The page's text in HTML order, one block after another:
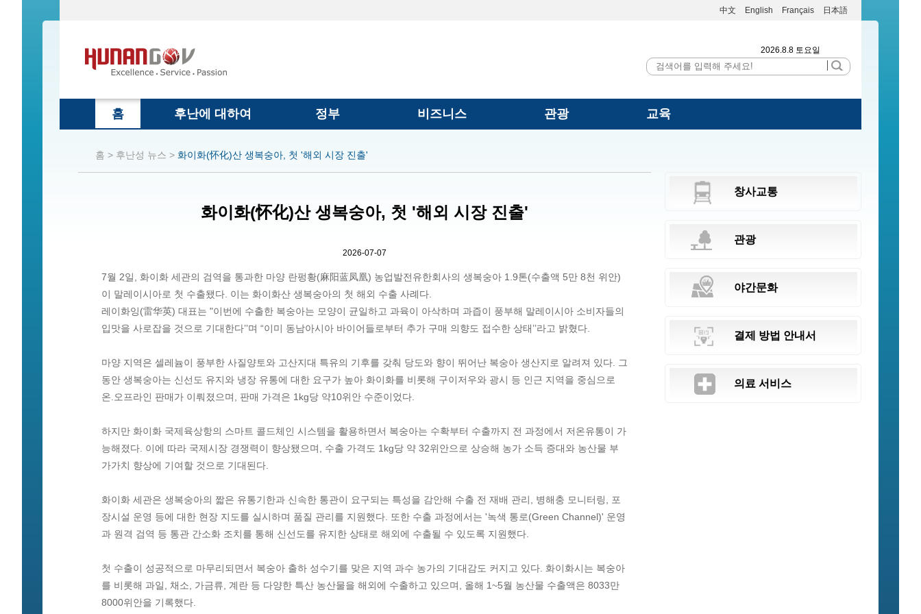
中文 English Français 日本語
2026.8.8 토요일
홈 후난에 대하여 정부 비즈니스 관광 교육
홈 > 후난성 뉴스 > 화이화(怀化)산 생복숭아, 첫 '해외 시장 진출'
화이화(怀化)산 생복숭아, 첫 '해외 시장 진출'
2026-07-07
7월 2일, 화이화 세관의 검역을 통과한 마양 란펑황(麻阳蓝凤凰) 농업발전유한회사의 생복숭아 1.9톤(수출액 5만 8천 위안)
이 말레이시아로 첫 수출됐다. 이는 화이화산 생복숭아의 첫 해외 수출 사례다.
레이화잉(雷华英) 대표는 "이번에 수출한 복숭아는 모양이 균일하고 과육이 아삭하며 과즙이 풍부해 말레이시아 소비자들의
입맛을 사로잡을 것으로 기대한다’’며 “이미 동남아시아 바이어들로부터 추가 구매 의향도 접수한 상태’’라고 밝혔다.
마양 지역은 셀레늄이 풍부한 사질양토와 고산지대 특유의 기후를 갖춰 당도와 향이 뛰어난 복숭아 생산지로 알려져 있다. 그
동안 생복숭아는 신선도 유지와 냉장 유통에 대한 요구가 높아 화이화를 비롯해 구이저우와 광시 등 인근 지역을 중심으로
온.오프라인 판매가 이뤄졌으며, 판매 가격은 1kg당 약10위안 수준이었다.
하지만 화이화 국제육상항의 스마트 콜드체인 시스템을 활용하면서 복숭아는 수확부터 수출까지 전 과정에서 저온유통이 가
능해졌다. 이에 따라 국제시장 경쟁력이 향상됐으며, 수출 가격도 1kg당 약 32위안으로 상승해 농가 소득 증대와 농산물 부
가가치 향상에 기여할 것으로 기대된다.
화이화 세관은 생복숭아의 짧은 유통기한과 신속한 통관이 요구되는 특성을 감안해 수출 전 재배 관리, 병해충 모니터링, 포
장시설 운영 등에 대한 현장 지도를 실시하며 품질 관리를 지원했다. 또한 수출 과정에서는 '녹색 통로(Green Channel)' 운영
과 원격 검역 등 통관 간소화 조치를 통해 신선도를 유지한 상태로 해외에 수출될 수 있도록 지원했다.
첫 수출이 성공적으로 마무리되면서 복숭아 출하 성수기를 맞은 지역 과수 농가의 기대감도 커지고 있다. 화이화시는 복숭아
를 비롯해 과일, 채소, 가금류, 계란 등 다양한 특산 농산물을 해외에 수출하고 있으며, 올해 1~5월 농산물 수출액은 8033만
8000위안을 기록했다.
창사교통
관광
야간문화
결제 방법 안내서
의료 서비스